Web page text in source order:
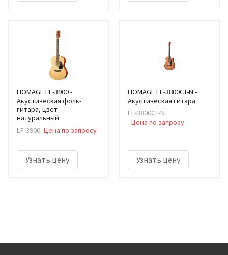
HOMAGE LF-3900 -
Акустическая фолк-
гитара, цвет
натуральный
LF-3900 Цена по запросу
Узнать цену
HOMAGE LF-3800CT-N -
Акустическая гитара
LF-3800CT-N
Цена по запросу
Узнать цену